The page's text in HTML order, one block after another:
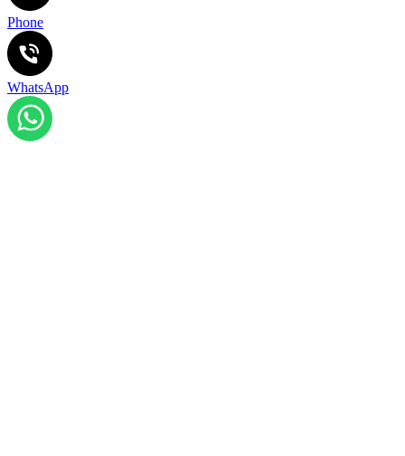
Phone
WhatsApp